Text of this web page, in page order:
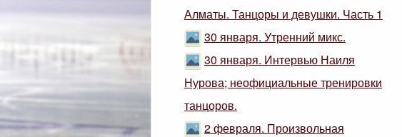
Алматы. Танцоры и девушки. Часть 1
30 января. Утренний микс.
30 января. Интервью Наиля
Нурова; неофициальные тренировки
танцоров.
2 февраля. Произвольная